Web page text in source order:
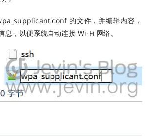
的文件，并编辑内容，
息，以便系统自动连接 Wi-Fi 网络。